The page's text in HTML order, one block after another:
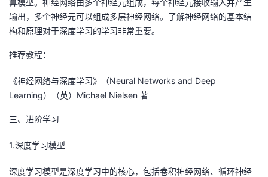
算模型。神经网络由多个神经元组成，每个神经元接收输入并产生
输出，多个神经元可以组成多层神经网络。了解神经网络的基本结
构和原理对于深度学习的学习非常重要。
推荐教程：
《神经网络与深度学习》（Neural Networks and Deep
Learning）（英）Michael Nielsen 著
三、进阶学习
1.深度学习模型
深度学习模型是深度学习中的核心，包括卷积神经网络、循环神经